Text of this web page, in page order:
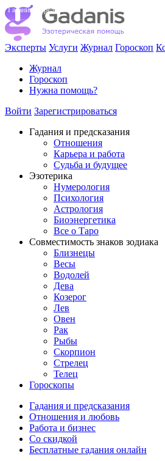
Эксперты Услуги Журнал Гороскоп
Журнал
Гороскоп
Нужна помощь?
Войти Зарегистрироваться
Гадания и предсказания
Отношения
Карьера и работа
Cудьба и будущее
Эзотерика
Нумерология
Психология
Астрология
Биоэнергетика
Все о Таро
Совместимость знаков зодиака
Близнецы
Весы
Водолей
Дева
Козерог
Лев
Овен
Рак
Рыбы
Скорпион
Стрелец
Телец
Гороскопы
Гадания и предсказания
Отношения и любовь
Работа и бизнес
Со скидкой
Бесплатные гадания онлайн
Гадания и предсказания